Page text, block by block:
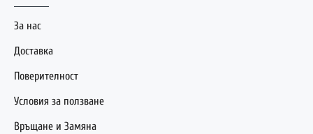
За нас
Доставка
Поверителност
Условия за ползване
Връщане и Замяна